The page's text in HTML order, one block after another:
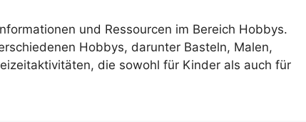
und Ressourcen im Bereich Hobbys.
Hobbys, darunter Basteln, Malen,
die sowohl für Kinder als auch für